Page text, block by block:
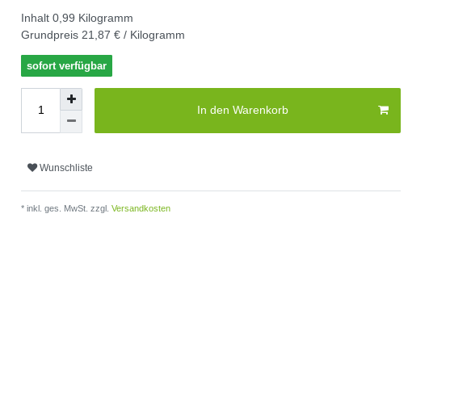
Inhalt 0,99 Kilogramm
Grundpreis 21,87 € / Kilogramm
sofort verfügbar
In den Warenkorb
Wunschliste
* inkl. ges. MwSt. zzgl. Versandkosten